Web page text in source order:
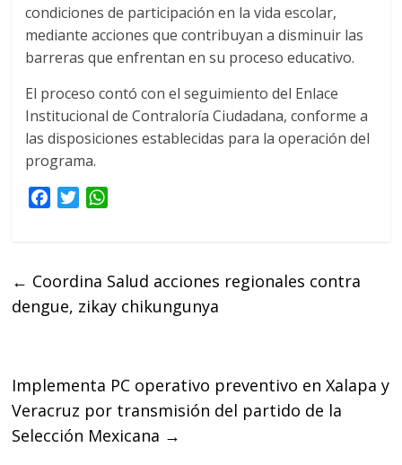
condiciones de participación en la vida escolar,
mediante acciones que contribuyan a disminuir las
barreras que enfrentan en su proceso educativo.
El proceso contó con el seguimiento del Enlace
Institucional de Contraloría Ciudadana, conforme a
las disposiciones establecidas para la operación del
programa.
b
o
T
t
e
s
A
← Coordina Salud acciones regionales contra
dengue, zikay chikungunya
Implementa PC operativo preventivo en Xalapa y
Veracruz por transmisión del partido de la
Selección Mexicana →